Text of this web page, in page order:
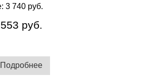
3 740 руб.
руб.
Подробнее